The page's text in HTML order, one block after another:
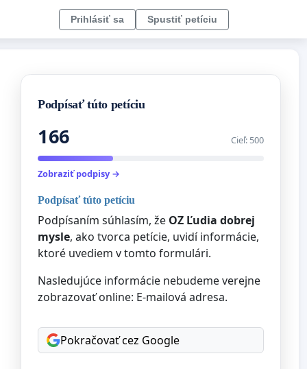
Prihlásiť sa Spustiť petíciu
Podpísať túto petíciu
166 Cieľ: 500
Zobraziť podpisy →
Podpísať túto petíciu
Podpísaním súhlasím, že OZ Ľudia dobrej
mysle, ako tvorca petície, uvidí informácie,
ktoré uvediem v tomto formulári.
Nasledujúce informácie nebudeme verejne
zobrazovať online: E-mailová adresa.
Pokračovať cez Google